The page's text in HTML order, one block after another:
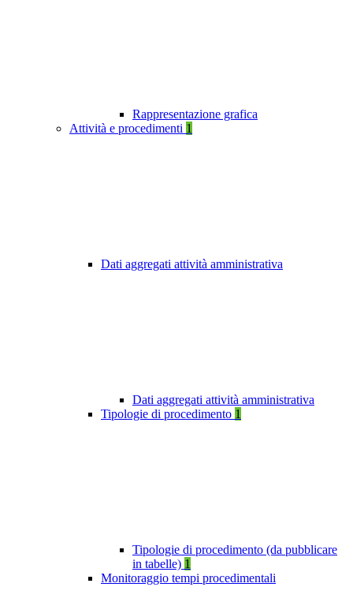
Rappresentazione grafica
Attività e procedimenti 1
Dati aggregati attività amministrativa
Dati aggregati attività amministrativa
Tipologie di procedimento 1
Tipologie di procedimento (da pubblicare
in tabelle) 1
Monitoraggio tempi procedimentali